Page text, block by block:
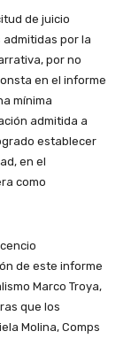
de juicio
por la
por no
en el informe
mínima
admitida a
establecer
en el
como
de este informe
Marco Troya,
que los
Molina, Comps